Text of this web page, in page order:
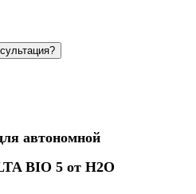
автономной
BIO 5 от Н2О